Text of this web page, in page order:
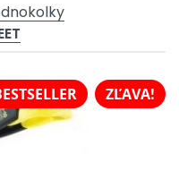
ZĽAVA!